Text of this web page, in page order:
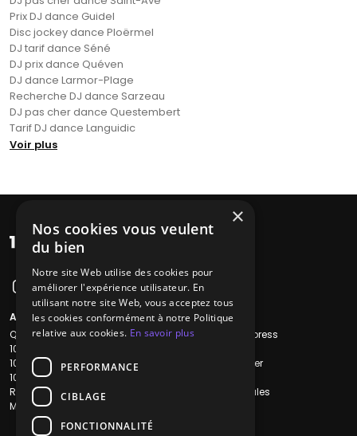
Prix DJ dance Guidel
Disc jockey dance Ploërmel
DJ tarif dance Séné
DJ prix dance Quéven
DJ dance Larmor-Plage
Recherche DJ dance Sarzeau
DJ pas cher dance Questembert
Tarif DJ dance Languidic
Voir plus
A propos
Qui sommes-nous ?
1001Salles
1001Salles PRO
1001Traiteurs
Reserverunbar
MP2
Liens utiles
Recherche Express
Nous contacter
Mentions légales
×
Nos cookies vous veulent
du bien
Notre site Web utilise des cookies pour
améliorer l'expérience utilisateur. En
utilisant notre site Web, vous acceptez tous
les cookies conformément à notre Politique
relative aux cookies. En savoir plus
PERFORMANCE
CIBLAGE
FONCTIONNALITÉ